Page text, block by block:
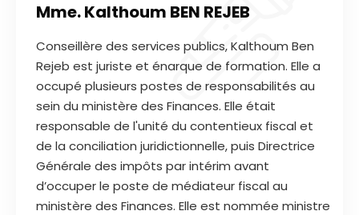
Mme. Kalthoum BEN REJEB
Conseillère des services publics, Kalthoum Ben
Rejeb est juriste et énarque de formation. Elle a
occupé plusieurs postes de responsabilités au
sein du ministère des Finances. Elle était
responsable de l'unité du contentieux fiscal et
de la conciliation juridictionnelle, puis Directrice
Générale des impôts par intérim avant
d’occuper le poste de médiateur fiscal au
ministère des Finances. Elle est nommée ministre